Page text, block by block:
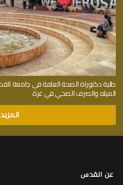
طلبة دكتوراة الصحة العامة في جامعة
المياه والصرف الصحي في غزة
المزيد
عن القدس